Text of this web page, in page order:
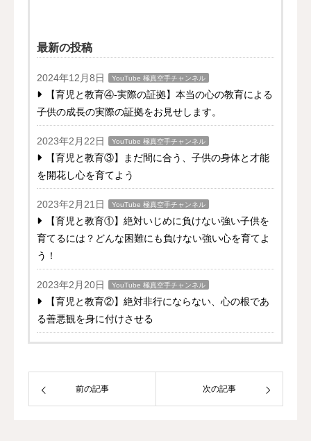
最新の投稿
2024年12月8日 YouTube 極真空手チャンネル
【育児と教育④-実際の証拠】本当の心の教育による
子供の成長の実際の証拠をお見せします。
2023年2月22日 YouTube 極真空手チャンネル
【育児と教育③】まだ間に合う、子供の身体と才能
を開花し心を育てよう
2023年2月21日 YouTube 極真空手チャンネル
【育児と教育①】絶対いじめに負けない強い子供を
育てるには？どんな困難にも負けない強い心を育てよ
う！
2023年2月20日 YouTube 極真空手チャンネル
【育児と教育②】絶対非行にならない、心の根であ
る善悪観を身に付けさせる
前の記事 次の記事